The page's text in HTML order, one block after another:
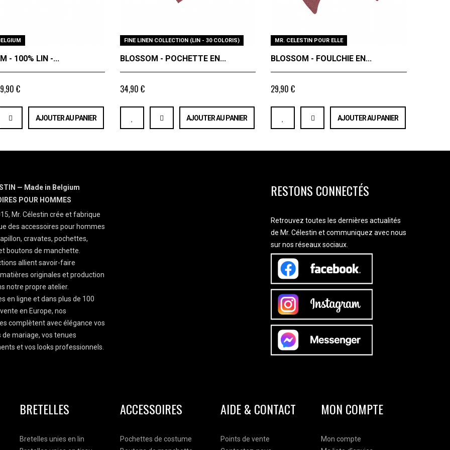
- 100% LIN -...
€
AJOUTER AU PANIER
FINE LINEN COLLECTION (LIN - 30 COLORIS)
BLOSSOM - POCHETTE EN...
34,90 €
AJOUTER AU PANIER
MR. CELESTIN POUR ELLE
BLOSSOM - FOULCHIE EN...
29,90 €
AJOUTER AU PANIER
— Made in Belgium
POUR HOMMES
Mr. Célestin crée et fabrique
des accessoires pour hommes
cravates, pochettes,
boutons de manchette.
allient savoir-faire
originales et production
notre propre atelier.
en ligne et dans plus de 100
en Europe, nos
complètent avec élégance vos
mariage, vos tenues
et vos looks professionnels.
RESTONS CONNECTÉS
Retrouvez toutes les dernières actualités
de Mr. Célestin et communiquez avec nous
sur nos réseaux sociaux.
BRETELLES
Bretelles unies en lin
ACCESSOIRES
Pochettes de costume
AIDE & CONTACT
Points de vente
MON COMPTE
Mon compte